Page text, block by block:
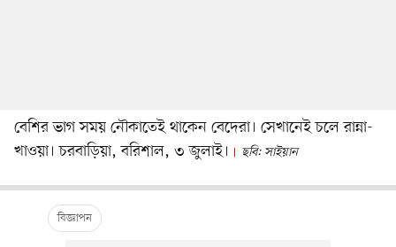
বেশির ভাগ সময় নৌকাতেই থাকেন বেদেরা। সেখানেই চলে রান্না-
খাওয়া। চরবাড়িয়া, বরিশাল, ৩ জুলাই।
ছবি: সাইয়ান